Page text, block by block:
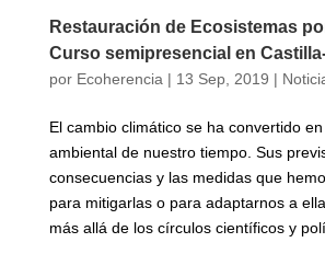
Restauración de Ecosistemas
Curso semipresencial en
por Ecoherencia | 13 Sep, 2019 |
El cambio climático se ha convertido
ambiental de nuestro tiempo. Sus
consecuencias y las medidas que
para mitigarlas o para adaptarnos a
más allá de los círculos científicos y